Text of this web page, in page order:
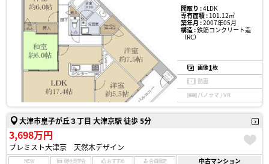
間取り :4LDK
専有面積 :101.12㎡
築年月 :2007年05月
構造 :鉄筋コンクリート造
（RC）
画像1枚
動画
パノラマ / VR
大津市皇子が丘３丁目 大津京駅 徒歩 5分
3,698万円
プレミスト大津京 天然木デザイン
NEW 現地見学会 おすすめ 会員限定 中古マンション